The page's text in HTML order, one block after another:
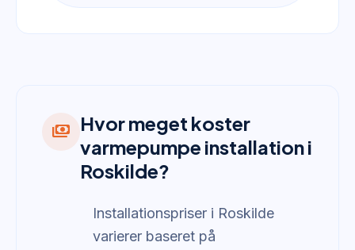
payments Hvor meget koster
varmepumpe installation i
Roskilde?
Installationspriser i Roskilde
varierer baseret på